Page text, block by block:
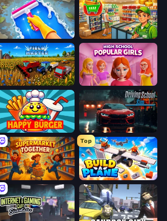
Hotel Rush: Merge Story Supermarket Simulator: Desert
Field Master
Happy Burger Driving School Simulator
Supermarket Together
Top
Build A Plane